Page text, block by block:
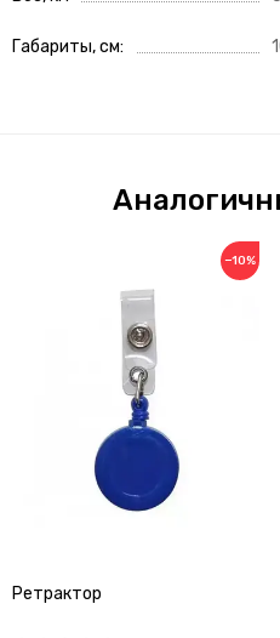
Габариты, см
−10%
Ретрактор